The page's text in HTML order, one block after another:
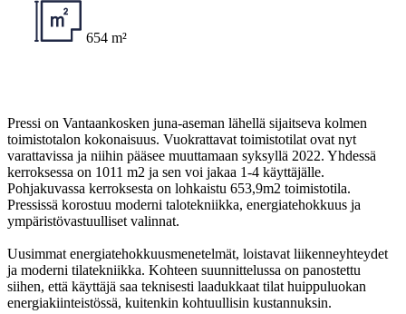
654 m²
Pressi on Vantaankosken juna-aseman lähellä sijaitseva kolmen
toimistotalon kokonaisuus. Vuokrattavat toimistotilat ovat nyt
varattavissa ja niihin pääsee muuttamaan syksyllä 2022. Yhdessä
kerroksessa on 1011 m2 ja sen voi jakaa 1-4 käyttäjälle.
Pohjakuvassa kerroksesta on lohkaistu 653,9m2 toimistotila.
Pressissä korostuu moderni talotekniikka, energiatehokkuus ja
ympäristövastuulliset valinnat.
Uusimmat energiatehokkuusmenetelmät, loistavat liikenneyhteydet
ja moderni tilatekniikka. Kohteen suunnittelussa on panostettu
siihen, että käyttäjä saa teknisesti laadukkaat tilat huippuluokan
energiakiinteistössä, kuitenkin kohtuullisin kustannuksin.